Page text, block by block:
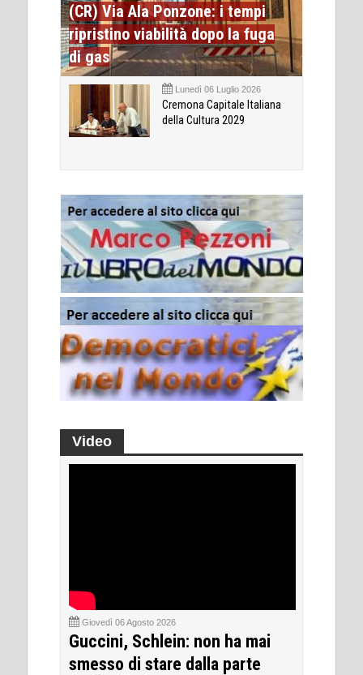
(CR) Via Ala Ponzone: i tempi
ripristino viabilità dopo la fuga
di gas
Lunedì 06 Luglio 2026
Cremona Capitale Italiana
della Cultura 2029
Video
Giovedì 06 Agosto 2026
Guccini, Schlein: non ha mai
smesso di stare dalla parte